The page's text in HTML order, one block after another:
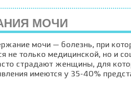
МОЧИ
мочи — болезнь, при
не только медицинской, но и
страдают женщины, для
имеются у 35-40%